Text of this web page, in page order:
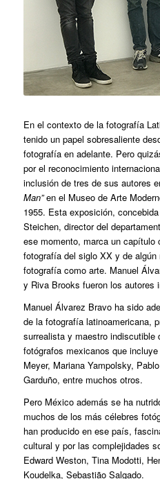
En el contexto de la fotografía
tenido un papel sobresaliente
fotografía en adelante. Pero
por el reconocimiento
inclusión de tres de sus autores
Man”en el Museo de Arte
1955. Esta exposición,
Steichen, director del
ese momento, marca un capítulo
fotografía del siglo XX y de
fotografía como arte. Manuel
y Riva Brooks fueron los autores
Manuel Álvarez Bravo ha sido
de la fotografía latinoamericana,
surrealista y maestro indiscutible
fotógrafos mexicanos que
Meyer, Mariana Yampolsky,
Garduño, entre muchos otros.
Pero México además se ha
muchos de los más célebres
han producido en ese país,
cultural y por las complejidades
Edward Weston, Tina Modotti,
Koudelka, Sebastião Salgado.